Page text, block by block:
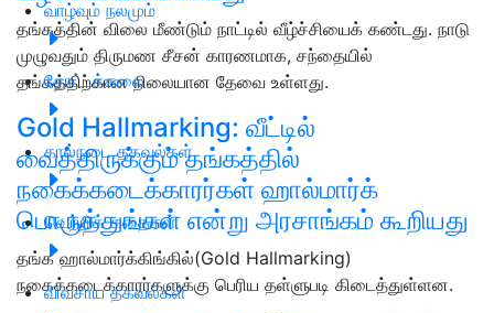
வாழ்வும் நலமும்
தோட்டக்கலை
கால்நடை தகவல்கள்
வெற்றிக் கதைகள்
விவசாய தகவல்கள்
தங்கத்தின் விலை மீண்டும் நாட்டில் வீழ்ச்சியைக் கண்டது. நாடு
முழுவதும் திருமண சீசன் காரணமாக, சந்தையில்
தங்கத்திற்கான நிலையான தேவை உள்ளது.
Gold Hallmarking: வீட்டில்
வைத்திருக்கும் தங்கத்தில்
நகைக்கடைக்காரர்கள் ஹால்மார்க்
பொருத்துங்கள் என்று அரசாங்கம் கூறியது
தங்க ஹால்மார்க்கிங்கில்(Gold Hallmarking)
நகைக்கடைக்காரர்களுக்கு பெரிய தள்ளுபடி கிடைத்துள்ளன.